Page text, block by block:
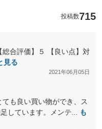
投稿数715
総合評価】５ 【良い点】対
見る
2021年06月05日
ても良い買い物ができ、ス
しています。メンテ...
も